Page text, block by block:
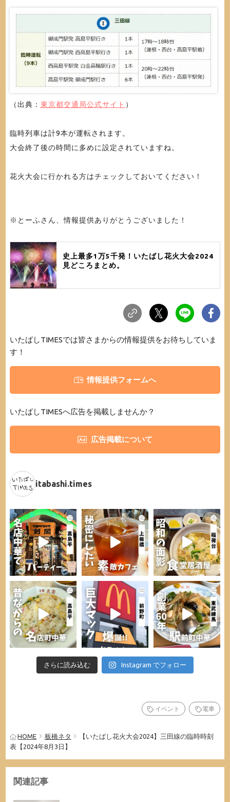
（出典： 東京都交通局公式サイト ）
臨時列車は計9本が運転されます。
大会終了後の時間に多めに設定されていますね。
花火大会に行かれる方はチェックしておいてください！
※とーふさん、情報提供ありがとうございました！
史上最多1万5千発！いたばし花火大会2024
見どころまとめ。
いたばしTIMESでは皆さまからの情報提供をお待ちしていま
す！
情報提供フォームへ
いたばしTIMESへ広告を掲載しませんか？
広告掲載について
itabashi.times
さらに読み込む Instagram でフォロー
イベント 電車
HOME 板橋ネタ
【いたばし花火大会2024】三田線の臨時時刻
表【2024年8月3日】
関連記事